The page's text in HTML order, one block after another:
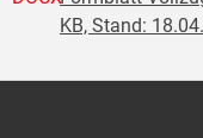
KB, Stand: